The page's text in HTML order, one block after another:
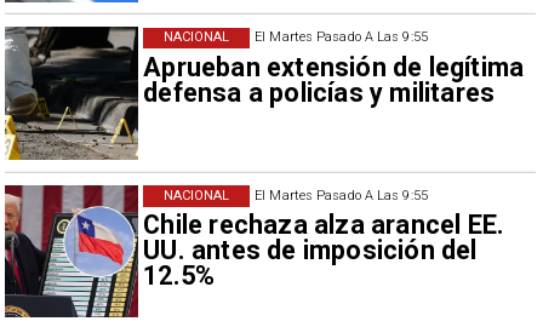
El Martes Pasado A Las 9:55
Aprueban extensión de legítima
defensa a policías y militares
NACIONAL
El Martes Pasado A Las 9:55
Chile rechaza alza arancel EE.
UU. antes de imposición del
12.5%
NACIONAL